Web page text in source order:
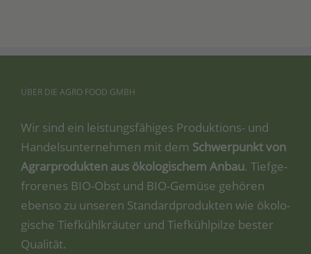
ÜBER DIE AGRO FOOD GMBH
Wir sind ein leis­tungs­fä­hi­ges Pro­duk­ti­ons- und
Han­dels­un­ter­neh­men mit dem Schwer­punkt von
Agrar­pro­duk­ten aus öko­lo­gi­schem Anbau. Tief­ge­
fro­re­nes BIO-Obst und BIO-Gemü­se gehö­ren
eben­so zu unse­ren Stan­dard­pro­duk­ten wie öko­lo­
gi­sche Tief­kühl­kräu­ter und Tief­kühl­pil­ze bes­ter
Qualität.